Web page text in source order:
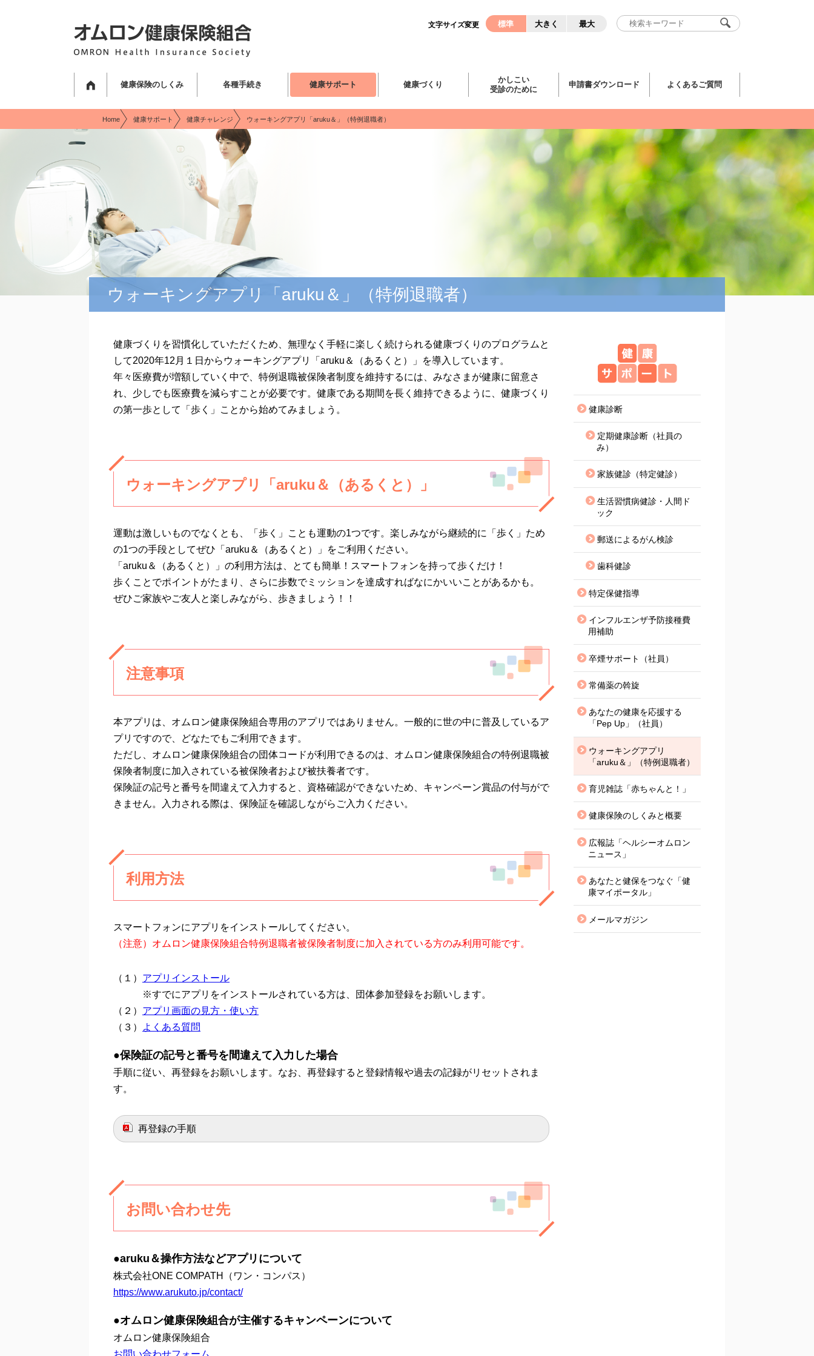
健康保険のしくみ 各種手続き 健康サポート 健康づくり
かしこい
受診のために
申請書ダウンロード よくあるご質問
文字サイズ変更 標準 大きく 最大
Home 健康サポート 健康チャレンジ ウォーキングアプリ「aruku＆」（特例退職者）
ウォーキングアプリ「aruku＆」（特例退職者）
健康づくりを習慣化していただくため、無理なく手軽に楽しく続けられる健康づくりのプログラムと
して2020年12月１日からウォーキングアプリ「aruku＆（あるくと）」を導入しています。
年々医療費が増額していく中で、特例退職被保険者制度を維持するには、みなさまが健康に留意さ
れ、少しでも医療費を減らすことが必要です。健康である期間を長く維持できるように、健康づくり
の第一歩として「歩く」ことから始めてみましょう。
ウォーキングアプリ「aruku＆（あるくと）」
運動は激しいものでなくとも、「歩く」ことも運動の1つです。楽しみながら継続的に「歩く」ため
の1つの手段としてぜひ「aruku＆（あるくと）」をご利用ください。
「aruku＆（あるくと）」の利用方法は、とても簡単！スマートフォンを持って歩くだけ！
歩くことでポイントがたまり、さらに歩数でミッションを達成すればなにかいいことがあるかも。
ぜひご家族やご友人と楽しみながら、歩きましょう！！
注意事項
本アプリは、オムロン健康保険組合専用のアプリではありません。一般的に世の中に普及しているア
プリですので、どなたでもご利用できます。
ただし、オムロン健康保険組合の団体コードが利用できるのは、オムロン健康保険組合の特例退職被
保険者制度に加入されている被保険者および被扶養者です。
保険証の記号と番号を間違えて入力すると、資格確認ができないため、キャンペーン賞品の付与がで
きません。入力される際は、保険証を確認しながらご入力ください。
利用方法
スマートフォンにアプリをインストールしてください。
（注意）オムロン健康保険組合特例退職者被保険者制度に加入されている方のみ利用可能です。
（１） アプリインストール
※すでにアプリをインストールされている方は、団体参加登録をお願いします。
（２） アプリ画面の見方・使い方
（３）
よくある質問
●保険証の記号と番号を間違えて入力した場合
手順に従い、再登録をお願いします。なお、再登録すると登録情報や過去の記録がリセットされま
す。
再登録の手順
お問い合わせ先
●aruku＆操作方法などアプリについて
株式会社ONE COMPATH（ワン・コンパス）
https://www.arukuto.jp/contact/
●オムロン健康保険組合が主催するキャンペーンについて
オムロン健康保険組合
健康診断
定期健康診断（社員の
み）
家族健診（特定健診）
生活習慣病健診・人間ド
ック
郵送によるがん検診
歯科健診
特定保健指導
インフルエンザ予防接種費
用補助
卒煙サポート（社員）
常備薬の斡旋
あなたの健康を応援する
「Pep Up」（社員）
ウォーキングアプリ
「aruku＆」（特例退職者）
育児雑誌「赤ちゃんと！」
健康保険のしくみと概要
広報誌「ヘルシーオムロン
ニュース」
あなたと健保をつなぐ「健
康マイポータル」
メールマガジン